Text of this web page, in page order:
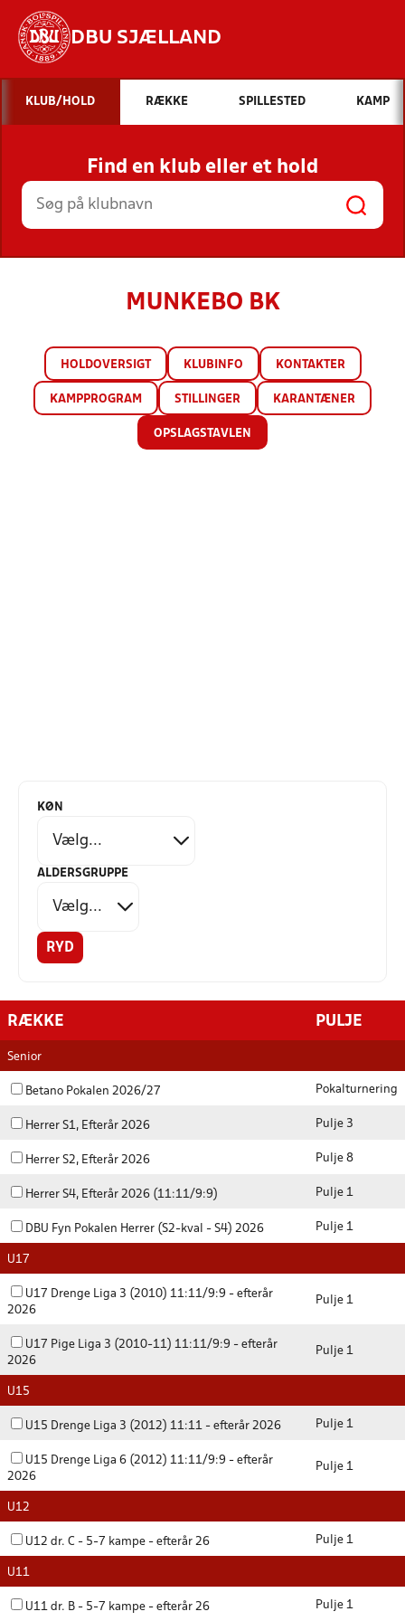
DBU SJÆLLAND
Hvad vil du søge efter?
INDHOLD OG NYHEDER
STILLINGER, RESULTATER, KLUBBER OG
HOLD
KLUB/HOLD RÆKKE SPILLESTED KAMP
Find en klub eller et hold
MUNKEBO BK
HOLDOVERSIGT KLUBINFO KONTAKTER
KAMPPROGRAM STILLINGER KARANTÆNER
OPSLAGSTAVLEN
KØN
ALDERSGRUPPE
RYD
RÆKKE PULJE
Senior
Betano Pokalen 2026/27 Pokalturnering
Herrer S1, Efterår 2026 Pulje 3
Herrer S2, Efterår 2026 Pulje 8
Herrer S4, Efterår 2026 (11:11/9:9) Pulje 1
DBU Fyn Pokalen Herrer (S2-kval - S4) 2026 Pulje 1
U17
U17 Drenge Liga 3 (2010) 11:11/9:9 - efterår
2026
Pulje 1
U17 Pige Liga 3 (2010-11) 11:11/9:9 - efterår
2026
Pulje 1
U15
U15 Drenge Liga 3 (2012) 11:11 - efterår 2026 Pulje 1
U15 Drenge Liga 6 (2012) 11:11/9:9 - efterår
2026
Pulje 1
U12
U12 dr. C - 5-7 kampe - efterår 26 Pulje 1
U11
U11 dr. B - 5-7 kampe - efterår 26 Pulje 1